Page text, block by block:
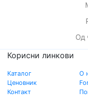
Од
Корисни линкови
Каталог
Ценовник
Контакт
О